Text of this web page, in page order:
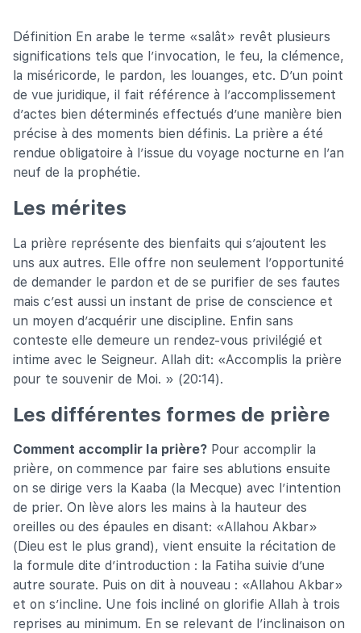
Définition En arabe le terme «salât» revêt plusieurs
significations tels que l’invocation, le feu, la clémence,
la miséricorde, le pardon, les louanges, etc. D’un point
de vue juridique, il fait référence à l’accomplissement
d’actes bien déterminés effectués d’une manière bien
précise à des moments bien définis. La prière a été
rendue obligatoire à l’issue du voyage nocturne en l’an
neuf de la prophétie.
Les mérites
La prière représente des bienfaits qui s’ajoutent les
uns aux autres. Elle offre non seulement l’opportunité
de demander le pardon et de se purifier de ses fautes
mais c’est aussi un instant de prise de conscience et
un moyen d’acquérir une discipline. Enfin sans
conteste elle demeure un rendez-vous privilégié et
intime avec le Seigneur. Allah dit: «Accomplis la prière
pour te souvenir de Moi. » (20:14).
Les différentes formes de prière
Comment accomplir la prière? Pour accomplir la
prière, on commence par faire ses ablutions ensuite
on se dirige vers la Kaaba (la Mecque) avec l’intention
de prier. On lève alors les mains à la hauteur des
oreilles ou des épaules en disant: «Allahou Akbar»
(Dieu est le plus grand), vient ensuite la récitation de
la formule dite d’introduction : la Fatiha suivie d’une
autre sourate. Puis on dit à nouveau : «Allahou Akbar»
et on s’incline. Une fois incliné on glorifie Allah à trois
reprises au minimum. En se relevant de l’inclinaison on